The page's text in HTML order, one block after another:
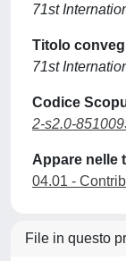
71st
Titolo
71st
Codice
2-s2.0-
Appare nelle
04.01 -
File in questo